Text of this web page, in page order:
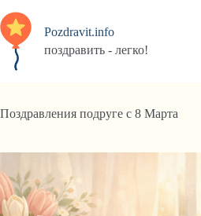
к
сути
Pozdravit.info
поздравить - легко!
Поздравления подруге с 8 Марта